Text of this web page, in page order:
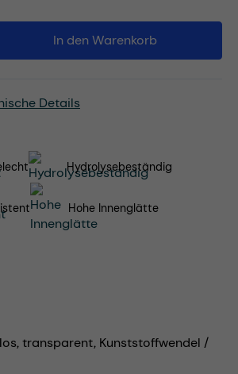
Gib den gewünschten
In den Warenkorb
Details
Hydrolysebeständig
Hohe Innenglätte
transparent, Kunststoffwendel /